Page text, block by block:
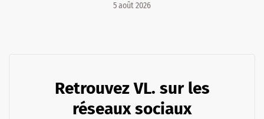
5 août 2026
Retrouvez VL. sur les
réseaux sociaux